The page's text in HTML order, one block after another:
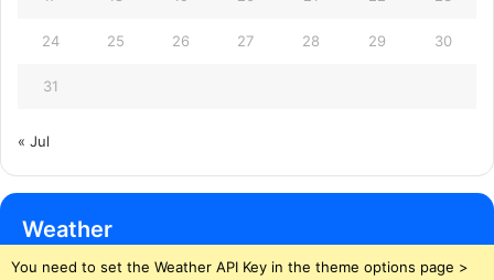
24 25 26 27 28 29 30
31
« Jul
Weather
You need to set the Weather API Key in the theme options page >